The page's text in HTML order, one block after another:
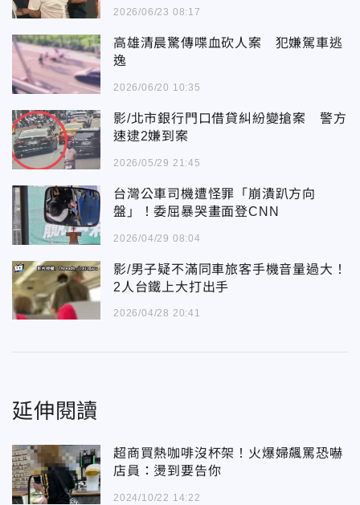
2026/06/23 08:17
高雄清晨驚傳喋血砍人案 犯嫌駕車逃
逸
2026/06/20 10:35
影/北市銀行門口借貸糾紛變搶案 警方
速逮2嫌到案
2026/05/29 21:45
台灣公車司機遭怪罪「崩潰趴方向
盤」！委屈暴哭畫面登CNN
2026/04/29 08:04
影/男子疑不滿同車旅客手機音量過大！
2人台鐵上大打出手
2026/04/28 20:41
延伸閱讀
超商買熱咖啡沒杯架！火爆婦飆罵恐嚇
店員：燙到要告你
2024/10/22 14:22